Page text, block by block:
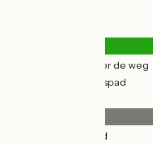
(3%) Over de weg
(97%) Fietspad
(97%) Glad